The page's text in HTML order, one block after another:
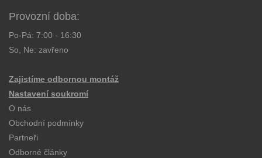
Provozní doba:
Po-Pá: 7:00 - 16:30
So, Ne: zavřeno
Zajistíme odbornou montáž
Nastavení soukromí
O nás
Obchodní podmínky
Partneři
Odborné články